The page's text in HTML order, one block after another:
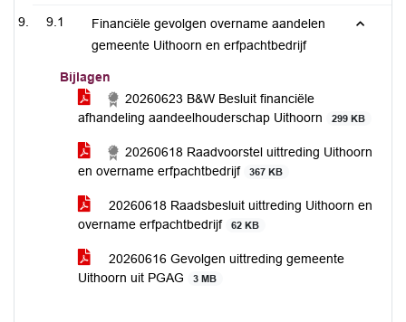
9.1
Financiële gevolgen overname aandelen
gemeente Uithoorn en erfpachtbedrijf
Bijlagen
20260623 B&W Besluit financiële
afhandeling aandeelhouderschap Uithoorn
299 KB
20260618 Raadvoorstel uittreding Uithoorn
en overname erfpachtbedrijf
367 KB
20260618 Raadsbesluit uittreding Uithoorn en
overname erfpachtbedrijf
62 KB
20260616 Gevolgen uittreding gemeente
Uithoorn uit PGAG
3 MB